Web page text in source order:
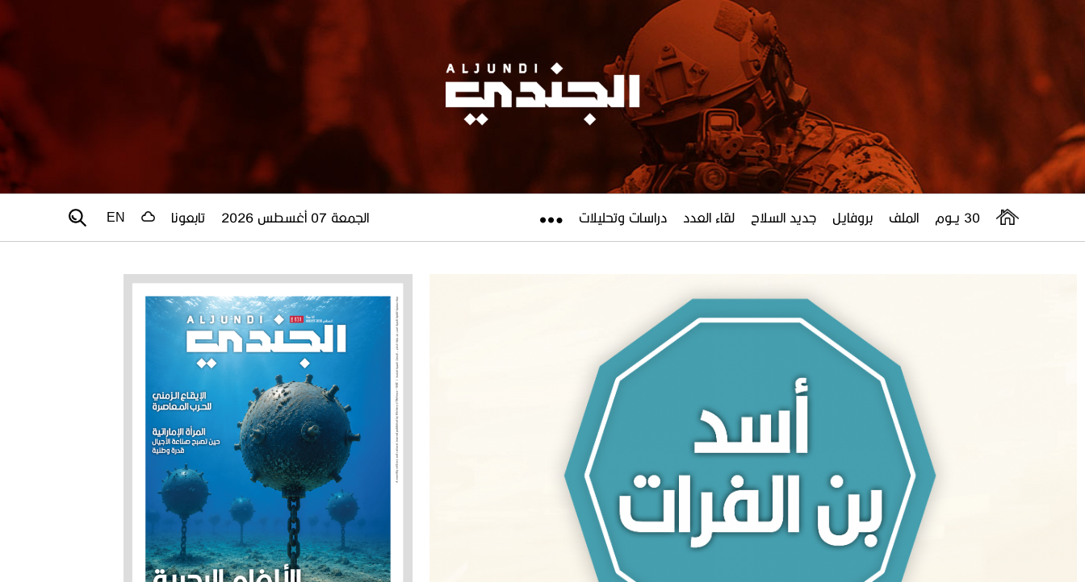
30 يــوم الملف بروفايل جديد السلاح لقاء العدد دراسات وتحليلات الجمعة 07 أغسطس 2026 تابعونا EN